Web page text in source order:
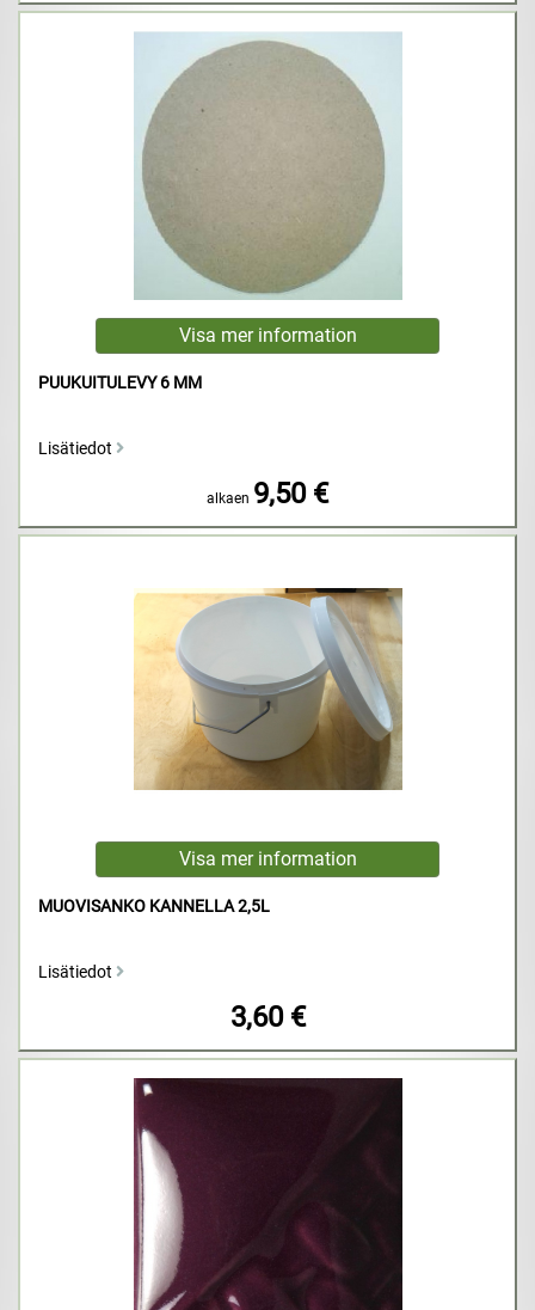
PUUKUITULEVY 6 MM
Lisätiedot
alkaen 9,50 €
MUOVISANKO KANNELLA 2,5L
Lisätiedot
3,60 €